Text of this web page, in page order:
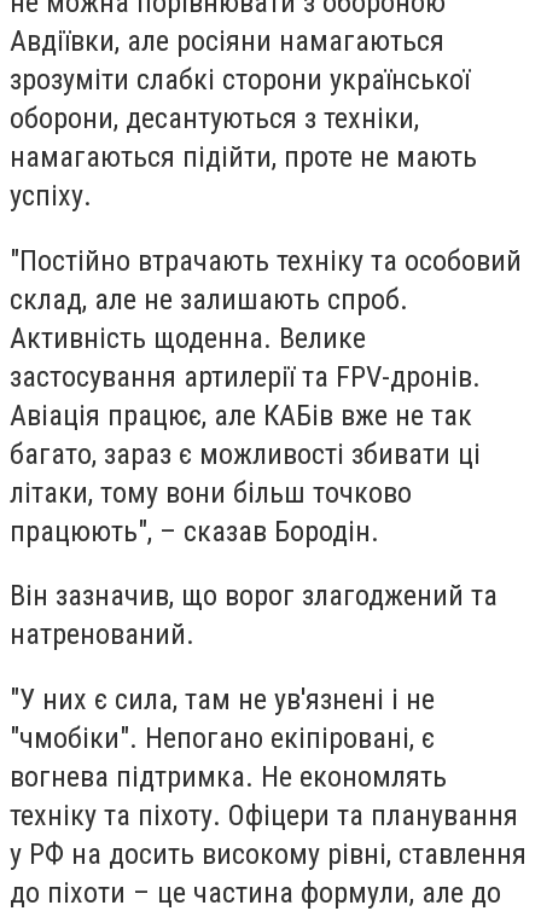
Авдіївки, але росіяни намагаються
зрозуміти слабкі сторони української
оборони, десантуються з техніки,
намагаються підійти, проте не мають
успіху.
"Постійно втрачають техніку та особовий
склад, але не залишають спроб.
Активність щоденна. Велике
застосування артилерії та FPV-дронів.
Авіація працює, але КАБів вже не так
багато, зараз є можливості збивати ці
літаки, тому вони більш точково
працюють", – сказав Бородін.
Він зазначив, що ворог злагоджений та
натренований.
"У них є сила, там не ув'язнені і не
"чмобіки". Непогано екіпіровані, є
вогнева підтримка. Не економлять
техніку та піхоту. Офіцери та планування
у РФ на досить високому рівні, ставлення
до піхоти – це частина формули, але до